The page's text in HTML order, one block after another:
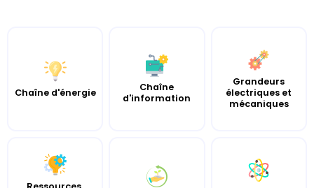
Chaîne d'énergie
Chaîne
d'information
Grandeurs
électriques et
mécaniques